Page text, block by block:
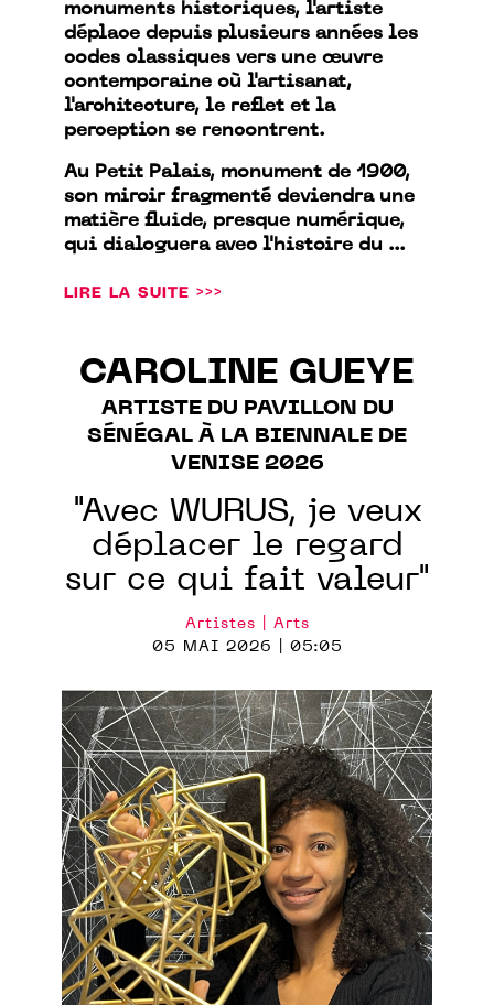
monuments historiques, l'artiste
déplace depuis plusieurs années les
codes classiques vers une œuvre
contemporaine où l'artisanat,
l'architecture, le reflet et la
perception se rencontrent.
Au Petit Palais, monument de 1900,
son miroir fragmenté deviendra une
matière fluide, presque numérique,
qui dialoguera avec l'histoire du ...
LIRE LA SUITE >>>
CAROLINE GUEYE
ARTISTE DU PAVILLON DU
SÉNÉGAL À LA BIENNALE DE
VENISE 2026
"Avec WURUS, je veux
déplacer le regard
sur ce qui fait valeur"
Artistes | Arts
05 MAI 2026 | 05:05